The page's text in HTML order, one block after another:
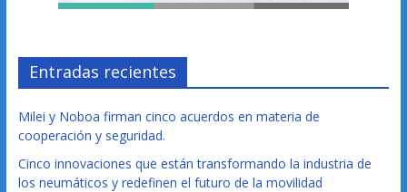
Entradas recientes
Milei y Noboa firman cinco acuerdos en materia de
cooperación y seguridad.
Cinco innovaciones que están transformando la industria de
los neumáticos y redefinen el futuro de la movilidad